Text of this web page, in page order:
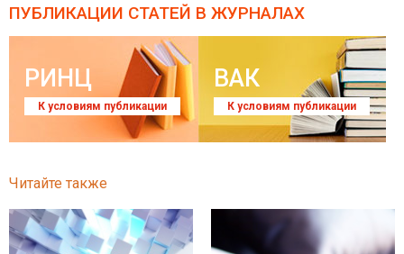
ПУБЛИКАЦИИ СТАТЕЙ В ЖУРНАЛАХ
РИНЦ
К условиям публикации
ВАК
К условиям публикации
Читайте также